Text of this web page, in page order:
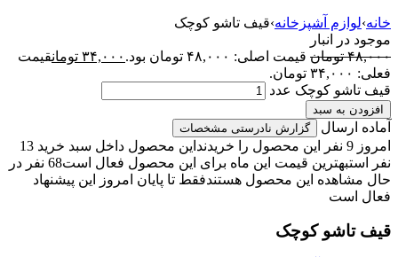
خانه›لوازم آشپزخانه›قیف تاشو کوچک
موجود در انبار
۴۸,۰۰۰ تومان قیمت اصلی: ۴۸,۰۰۰ تومان بود. ۳۴,۰۰۰ تومانقیمت
فعلی: ۳۴,۰۰۰ تومان.
قیف تاشو کوچک عدد
افزودن به سبد
آماده ارسال گزارش نادرستی مشخصات
امروز 9 نفر این محصول را خریدند
این محصول داخل سبد خرید 13
نفر استبهترین قیمت این ماه برای این محصول فعال است
68 نفر در
حال مشاهده این محصول هستندفقط تا پایان امروز این پیشنهاد
فعال است
قیف تاشو کوچک